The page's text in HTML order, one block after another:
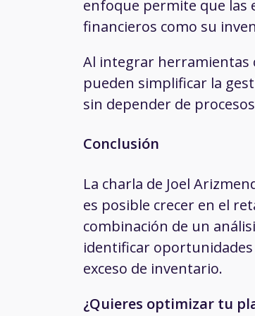
enfoque permite que las
financieros como su
Al integrar herramientas
pueden simplificar la
sin depender de
Conclusión
La charla de Joel
es posible crecer en el
combinación de un
identificar
exceso de inventario.
¿Quieres optimizar tu